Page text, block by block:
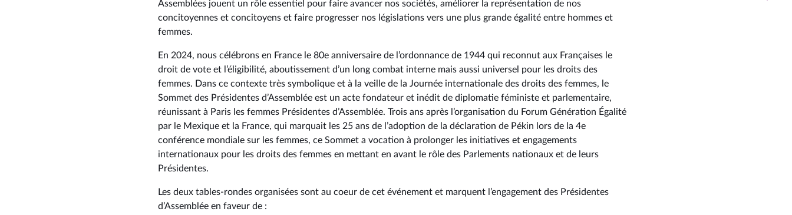
Assemblées jouent un rôle essentiel pour faire avancer nos sociétés, améliorer la représentation de nos
concitoyennes et concitoyens et faire progresser nos législations vers une plus grande égalité entre hommes et
femmes.
En 2024, nous célébrons en France le 80e anniversaire de l’ordonnance de 1944 qui reconnut aux Françaises le
droit de vote et l’éligibilité, aboutissement d’un long combat interne mais aussi universel pour les droits des
femmes. Dans ce contexte très symbolique et à la veille de la Journée internationale des droits des femmes, le
Sommet des Présidentes d’Assemblée est un acte fondateur et inédit de diplomatie féministe et parlementaire,
réunissant à Paris les femmes Présidentes d’Assemblée. Trois ans après l’organisation du Forum Génération Égalité
par le Mexique et la France, qui marquait les 25 ans de l’adoption de la déclaration de Pékin lors de la 4e
conférence mondiale sur les femmes, ce Sommet a vocation à prolonger les initiatives et engagements
internationaux pour les droits des femmes en mettant en avant le rôle des Parlements nationaux et de leurs
Présidentes.
Les deux tables-rondes organisées sont au coeur de cet événement et marquent l’engagement des Présidentes
d’Assemblée en faveur de :